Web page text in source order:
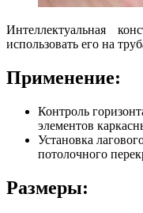
Интеллектуальная
использовать его на
Применение:
Контроль
элементов
Установка
потолочного
Размеры: